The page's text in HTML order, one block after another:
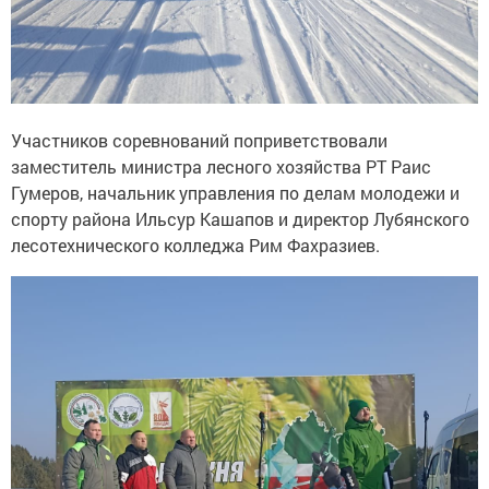
Участников соревнований поприветствовали
заместитель министра лесного хозяйства РТ Раис
Гумеров, начальник управления по делам молодежи и
спорту района Ильсур Кашапов и директор Лубянского
лесотехнического колледжа Рим Фахразиев.